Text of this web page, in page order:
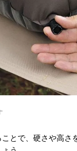
とで、硬さや高